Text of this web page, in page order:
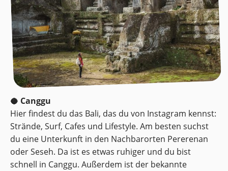
🥥 Canggu
Hier findest du das Bali, das du von Instagram kennst:
Strände, Surf, Cafes und Lifestyle. Am besten suchst
du eine Unterkunft in den Nachbarorten Pererenan
oder Seseh. Da ist es etwas ruhiger und du bist
schnell in Canggu. Außerdem ist der bekannte